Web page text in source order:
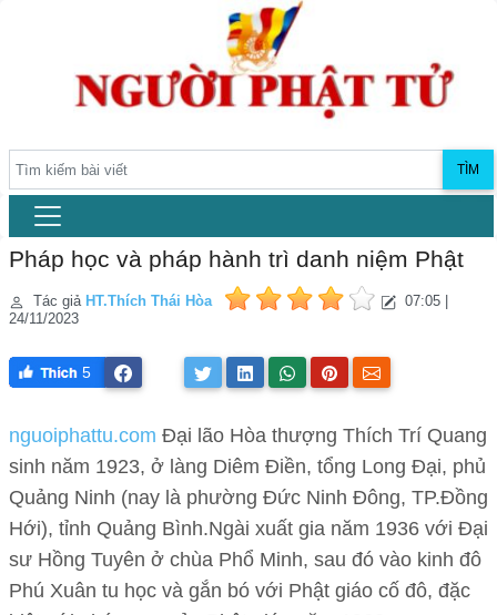
TÌM
Pháp học và pháp hành trì danh niệm Phật
Tác giả HT.Thích Thái Hòa
07:05 |
24/11/2023
5
nguoiphattu.com Đại lão Hòa thượng Thích Trí Quang
sinh năm 1923, ở làng Diêm Điền, tổng Long Đại, phủ
Quảng Ninh (nay là phường Đức Ninh Đông, TP.Đồng
Hới), tỉnh Quảng Bình.Ngài xuất gia năm 1936 với Đại
sư Hồng Tuyên ở chùa Phổ Minh, sau đó vào kinh đô
Phú Xuân tu học và gắn bó với Phật giáo cố đô, đặc